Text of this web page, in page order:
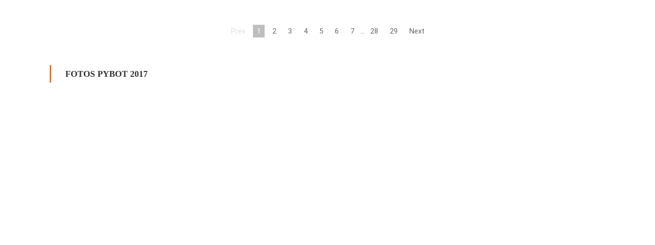
Prev 1 2 3 4 5 6 7 … 28 29 Next
FOTOS PYBOT 2017